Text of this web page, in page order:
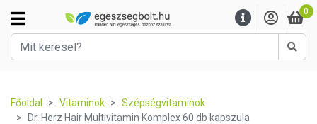
0
Főoldal Vitaminok
Szépségvitaminok
Dr. Herz Hair Multivitamin Komplex 60 db kapszula